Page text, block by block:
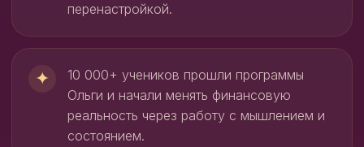
перенастройкой.
✦
10 000+ учеников прошли программы
Ольги и начали менять финансовую
реальность через работу с мышлением и
состоянием.